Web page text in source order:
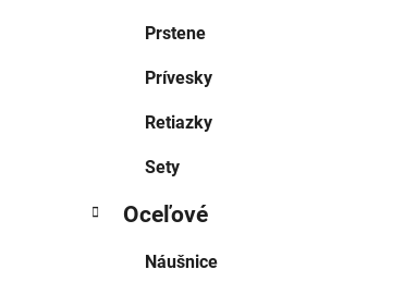
Prstene
Prívesky
Retiazky
Sety
Oceľové
Náušnice